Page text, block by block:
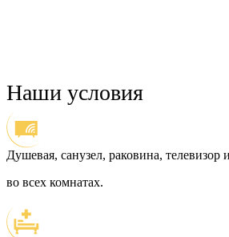
Наши условия
Душевая, санузел, раковина, телевизор
во всех комнатах.